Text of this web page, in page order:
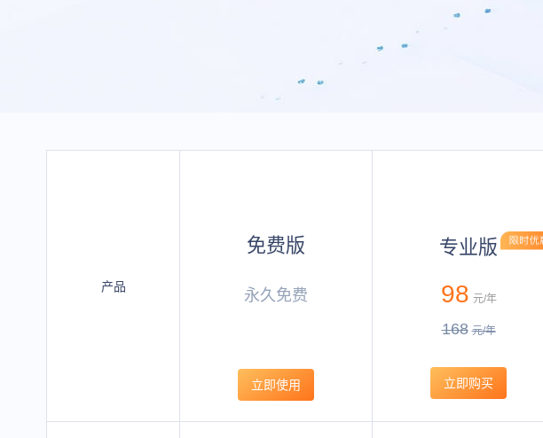
产品
免费版
永久免费
立即使用
专业版
98 元/年
168 元/年
立即购买